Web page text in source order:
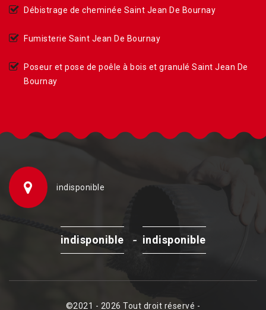
Débistrage de cheminée Saint Jean De Bournay
Fumisterie Saint Jean De Bournay
Poseur et pose de poêle à bois et granulé Saint Jean De
Bournay
indisponible
indisponible - indisponible
©2021 - 2026 Tout droit réservé -